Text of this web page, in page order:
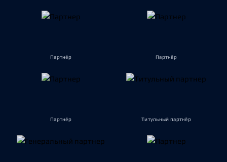
Партнёр Партнёр
Партнёр Титульный партнёр